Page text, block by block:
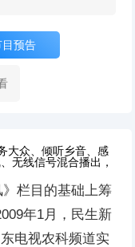
目预告
大众、倾听乡音、感
无线信号混合播出，
栏目的基础上筹
年1月，民生新
电视农科频道实